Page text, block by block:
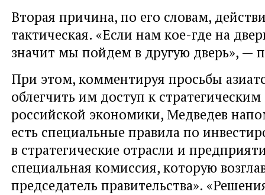
Вторая причина, по его словам,
тактическая. «Если нам кое-где на
значит мы пойдем в другую дверь», —
При этом, комментируя просьбы
облегчить им доступ к
российской экономики, Медведев
есть специальные правила по
в стратегические отрасли и
специальная комиссия, которую
председатель правительства».